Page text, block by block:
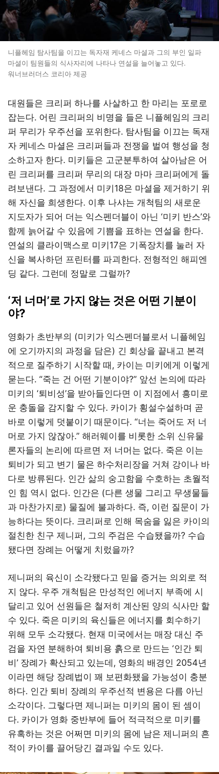
니플헤임 탐사팀을 이끄는 독자재 케네스 마셜과 그의 부인 일파
마셜이 팀원들의 식사자리에 나타나 연설을 늘어놓고 있다.
워너브러더스 코리아 제공
대원들은 크리퍼 하나를 사살하고 한 마리는 포로로
잡는다. 어린 크리퍼의 비명을 들은 니플헤임의 크리
퍼 무리가 우주선을 포위한다. 탐사팀을 이끄는 독재
자 케네스 마셜은 크리퍼들과 전쟁을 벌여 행성을 청
소하고자 한다. 미키들은 고군분투하여 살아남은 어
린 크리퍼를 크리퍼 무리의 대장 마마 크리퍼에게 돌
려보낸다. 그 과정에서 미키18은 마셜을 제거하기 위
해 자신을 희생한다. 이후 나샤는 개척팀의 새로운
지도자가 되어 더는 익스펜더블이 아닌 ‘미키 반스’와
함께 늙어갈 수 있음에 기쁨을 표하는 연설을 한다.
연설의 클라이맥스로 미키17은 기폭장치를 눌러 자
신을 복사하던 프린터를 파괴한다. 전형적인 해피엔
딩 같다. 그런데 정말로 그럴까?
‘저 너머’로 가지 않는 것은 어떤 기분이
야?
영화가 초반부의 (미키가 익스펜더블로서 니플헤임
에 오기까지의 과정을 담은) 긴 회상을 끝내고 본격
적으로 질주하기 시작할 때, 카이는 미키에게 이렇게
묻는다. “죽는 건 어떤 기분이야?” 앞선 논의에 따라
미키의 ‘퇴비성’을 받아들인다면 이 지점에서 흥미로
운 충돌을 감지할 수 있다. 카이가 횡설수설하며 곧
바로 이렇게 덧붙이기 때문이다. “너는 죽어도 저 너
머로 가지 않잖아.” 해러웨이를 비롯한 소위 신유물
론자들의 논리에 따르면 저 너머는 없다. 죽은 이는
퇴비가 되고 변기 물은 하수처리장을 거쳐 강이나 바
다로 방류된다. 인간 삶의 숭고함을 수호하는 초월적
인 힘 역시 없다. 인간은 (다른 생물 그리고 무생물들
과 마찬가지로) 물질에 불과하다. 즉, 이런 질문이 가
능하다는 뜻이다. 크리퍼로 인해 목숨을 잃은 카이의
절친한 친구 제니퍼, 그의 주검은 수습됐을까? 수습
됐다면 장례는 어떻게 치렀을까?
제니퍼의 육신이 소각됐다고 믿을 증거는 의외로 적
지 않다. 우주 개척팀은 만성적인 에너지 부족에 시
달리고 있어 선원들은 철저히 계산된 양의 식사만 할
수 있다. 죽은 미키의 육신들은 에너지를 회수하기
위해 모두 소각됐다. 현재 미국에서는 매장 대신 주
검을 자연 분해하여 퇴비용 흙으로 만드는 ‘인간 퇴
비’ 장례가 확산되고 있는데, 영화의 배경인 2054년
이라면 해당 장례법이 꽤 보편화됐을 가능성이 충분
하다. 인간 퇴비 장례의 우주선적 변용은 다름 아닌
소각이다. 그렇다면 제니퍼는 미키의 몸이 된 셈이
다. 카이가 영화 중반부에 들어 적극적으로 미키를
유혹하는 것은 어쩌면 미키의 몸에 남은 제니퍼의 흔
적이 카이를 끌어당긴 결과일 수도 있다.